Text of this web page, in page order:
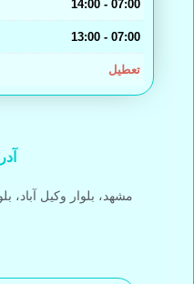
14:00 - 07:00
13:00 - 07:00
تعطیل
مشهد، بلوار وکیل آباد،